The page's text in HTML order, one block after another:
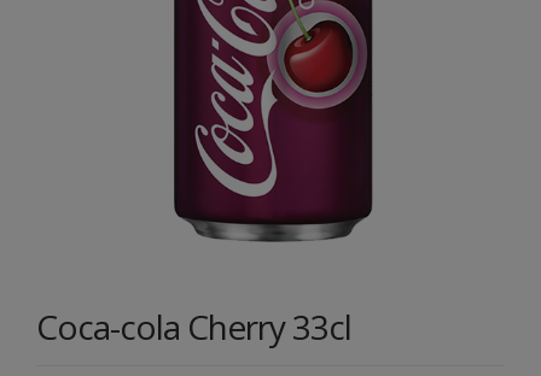
Coca-cola Cherry 33cl